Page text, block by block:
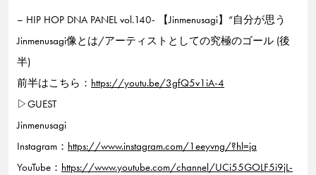
– HIP HOP DNA PANEL vol.140- 【Jinmenusagi】“自分が思う
Jinmenusagi像とは/アーティストとしての究極のゴール (後
半)
前半はこちら： https://youtu.be/3gfQ5v1iA-4
▷GUEST
Jinmenusagi
Instagram： https://www.instagram.com/1eeyvng/?hl=ja
YouTube： https://www.youtube.com/channel/UCi55GOLF5i9jL-